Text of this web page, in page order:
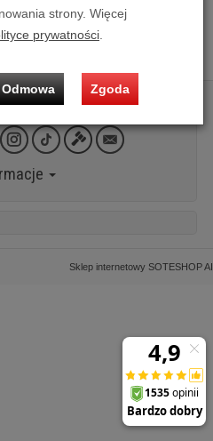
50x0% lub specjalna oferta! -
Sklep internetowy SOTESHOP AI
strony. Więcej
prywatności
Odmowa Zgoda